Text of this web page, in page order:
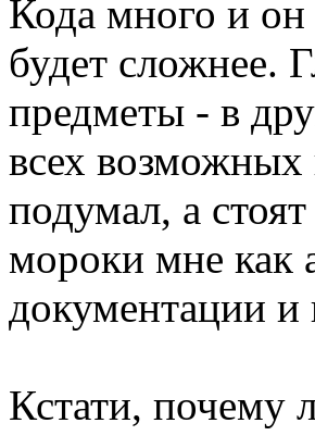
Кода много и
будет сложнее.
предметы - в
всех возможных
подумал, а
мороки мне как
документации и
Кстати, почему